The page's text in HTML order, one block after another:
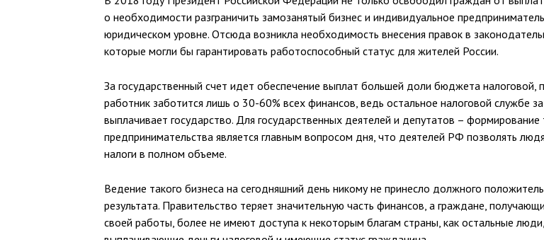
о необходимости разграничить замозанятый бизнес и индивидуальное
юридическом уровне. Отсюда возникла необходимость внесения правок в
которые могли бы гарантировать работоспособный статус для жителей России.
За государственный счет идет обеспечение выплат большей доли бюджета налоговой,
работник заботится лишь о 30-60% всех финансов, ведь остальное налоговой службе за
выплачивает государство. Для государственных деятелей и депутатов – формирование
предпринимательства является главным вопросом дня, что деятелей РФ позволять
налоги в полном объеме.
Ведение такого бизнеса на сегодняшний день никому не принесло должного
результата. Правительство теряет значительную часть финансов, а граждане,
своей работы, более не имеют доступа к некоторым благам страны, как остальные люди,